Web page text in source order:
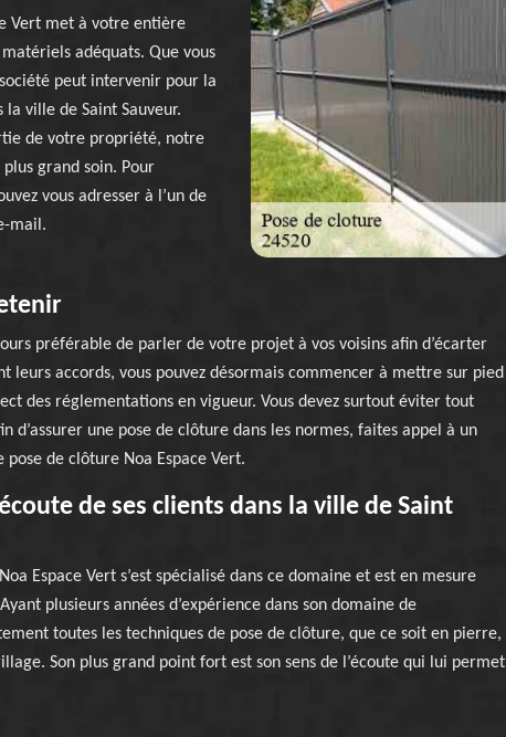
Vert met à votre entière
adéquats. Que vous
peut intervenir pour la
ville de Saint Sauveur.
de votre propriété, notre
grand soin. Pour
vous adresser à l’un de
mail.
préférable de parler de votre projet à vos voisins afin d’écarter
leurs accords, vous pouvez désormais commencer à mettre sur pied
des réglementations en vigueur. Vous devez surtout éviter tout
d’assurer une pose de clôture dans les normes, faites appel à un
de clôture Noa Espace Vert.
de ses clients dans la ville de Saint
Espace Vert s’est spécialisé dans ce domaine et est en mesure
plusieurs années d’expérience dans son domaine de
toutes les techniques de pose de clôture, que ce soit en pierre,
Son plus grand point fort est son sens de l’écoute qui lui permet